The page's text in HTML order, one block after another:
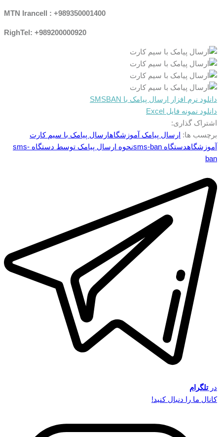
MTN Irancell : +989350001400
RighTel: +989200000920
دانلود نرم افزار ارسال پیامک با SMSBAN
دانلود نمونه فایل Excel
اشتراک گذاری:
برچسب ها: ارسال پیامک آموزشگاهارسال پیامک با سیم کارت
آموزشگاهدستگاه sms-ban
نحوه ارسال پیامک توسط دستگاه sms-
ban
درتلگرام
کانال ما را دنبال کنید!